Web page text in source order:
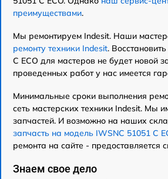
преимуществами.
Мы ремонтируем Indesit. Наши
ремонту техники Indesit.
C ECO для мастеров не будет новой
проведенных работ у нас имеется
Минимальные сроки выполнения
сеть мастерских техники Indesit. Мы
запчастей. И возможно на наших
запчасть на модель IWSNC 51051 C
ремонта на сайте - предоставляется
Знаем свое дело